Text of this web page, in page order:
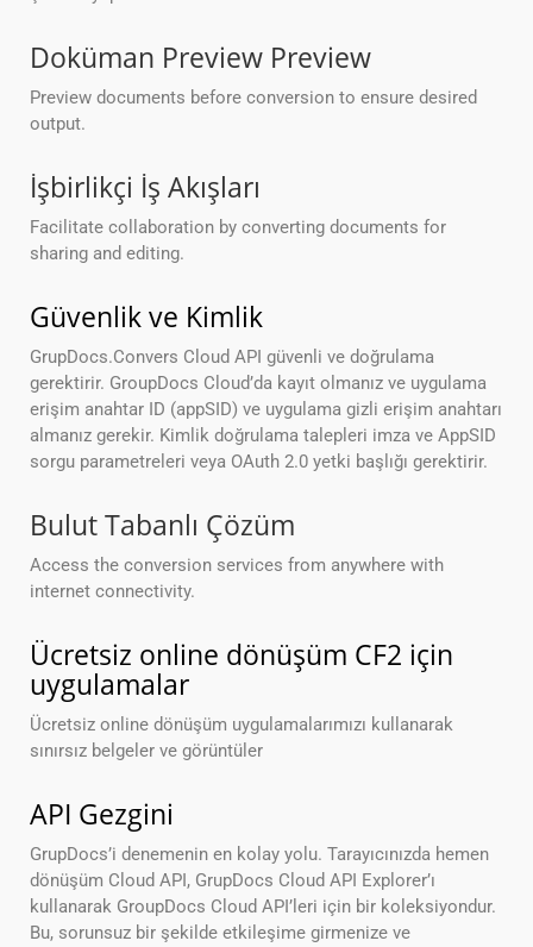
Doküman Preview Preview
Preview documents before conversion to ensure desired
output.
İşbirlikçi İş Akışları
Facilitate collaboration by converting documents for
sharing and editing.
Güvenlik ve Kimlik
GrupDocs.Convers Cloud API güvenli ve doğrulama
gerektirir. GroupDocs Cloud’da kayıt olmanız ve uygulama
erişim anahtar ID (appSID) ve uygulama gizli erişim anahtarı
almanız gerekir. Kimlik doğrulama talepleri imza ve AppSID
sorgu parametreleri veya OAuth 2.0 yetki başlığı gerektirir.
Bulut Tabanlı Çözüm
Access the conversion services from anywhere with
internet connectivity.
Ücretsiz online dönüşüm CF2 için
uygulamalar
Ücretsiz online dönüşüm uygulamalarımızı kullanarak
sınırsız belgeler ve görüntüler
API Gezgini
GrupDocs’i denemenin en kolay yolu. Tarayıcınızda hemen
dönüşüm Cloud API, GrupDocs Cloud API Explorer’ı
kullanarak GroupDocs Cloud API’leri için bir koleksiyondur.
Bu, sorunsuz bir şekilde etkileşime girmenize ve